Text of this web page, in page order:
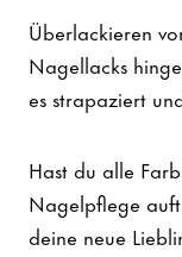
Überlackieren
Nagellacks
es strapaziert
Hast du alle
Nagelpflege
deine neue